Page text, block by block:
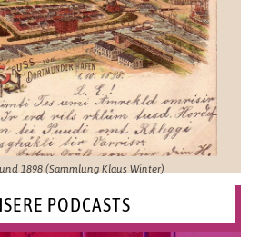
1898 (Sammlung Klaus Winter)
PODCASTS